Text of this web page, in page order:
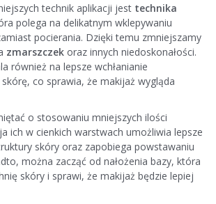
technik aplikacji jest technika
polega na delikatnym wklepywaniu
pocierania. Dzięki temu zmniejszamy
zmarszczek oraz innych niedoskonałości.
również na lepsze wchłanianie
co sprawia, że makijaż wygląda
o stosowaniu mniejszych ilości
ich w cienkich warstwach umożliwia lepsze
skóry oraz zapobiega powstawaniu
można zacząć od nałożenia bazy, która
skóry i sprawi, że makijaż będzie lepiej